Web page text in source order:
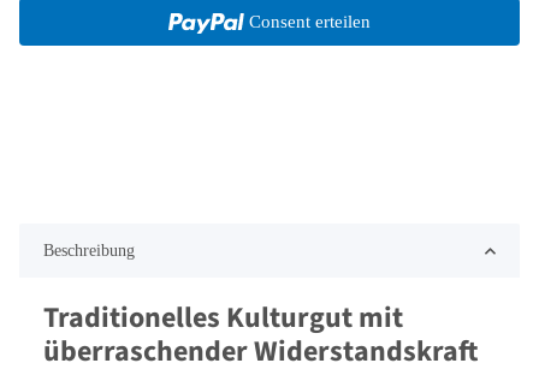
Consent erteilen
Beschreibung
Traditionelles Kulturgut mit
überraschender Widerstandskraft